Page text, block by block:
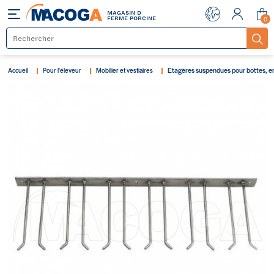
MAGASIN D
FERME PORCINE 0
Menu
Accueil Pour l'éleveur Mobilier et vestiaires Étagères suspendues pour bottes,